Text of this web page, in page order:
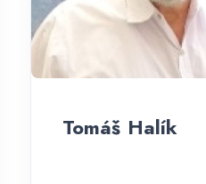
Tomáš Halík